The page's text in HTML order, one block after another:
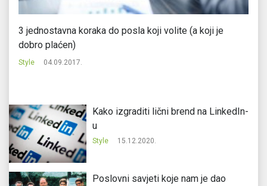
3 jednostavna koraka do posla koji volite (a koji je
dobro plaćen)
Style 04.09.2017.
Kako izgraditi lični brend na LinkedIn-
u
Style 15.12.2020.
Poslovni savjeti koje nam je dao